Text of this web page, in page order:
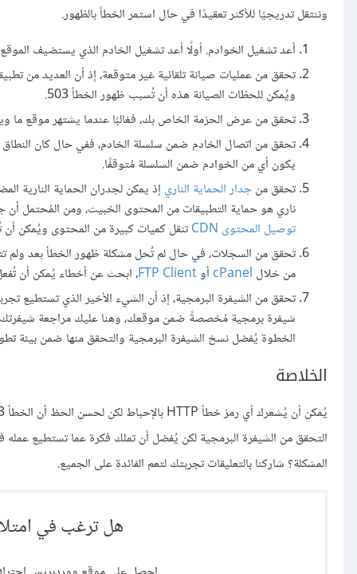
وننتقل تدريجيًا للأكثر تعقيدًا في حال استمر الخطأ بالظهور.
أعد تشغيل الخوادم. أولًا أعد تشغيل الخادم الذي يستضيف
تحقق من عمليات صيانة تلقائية غير متوقعة، إذ أن العديد من
ويُمكن للحظات الصيانة هذه أن تُسبب ظهور الخطأ 503.
تحقق من عرض الحزمة الخاص بك، فغالبًا عندما يشتهر موقع ما
تحقق من اتصال الخادم ضمن سلسلة الخادم، ففي حال كان
يكون أي من الخوادم ضمن السلسلة مُتوقفًا.
تحقق منجدار الحماية الناري
ناري هو حماية التطبيقات من المحتوى الخبيث، ومن المُحتمل
توصيل المحتوى CDN
تنقل كميات كبيرة من المحتوى ويُمكن أن
تحقق من السجلات، في حال لم تُحل مشكلة ظهور الخطأ بعد ولم
من خلال cPanel أوFTP Client، ابحث عن أخطاء يُمكن أن تُفعل
شيفرة برمجية مُخصصةً ضمن موقعك، وهنا عليك مراجعة
الخطوة يُفضل نسخ الشيفرة البرمجية والتحقق منها ضمن
الخلاصة
المشكلة؟ شاركنا بالتعليقات تجربتك لتعم الفائدة على الجميع.
هل ترغب في